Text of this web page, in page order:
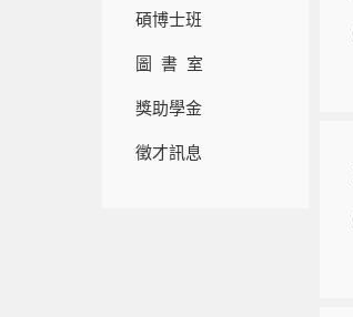
碩博士班
圖 書 室
獎助學金
徵才訊息